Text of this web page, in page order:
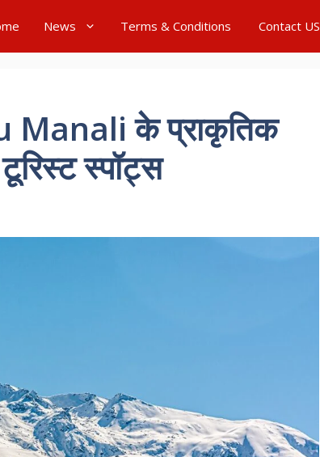
News Terms & Conditions Contact US
Manali के प्राकृतिक
स्पॉट्स